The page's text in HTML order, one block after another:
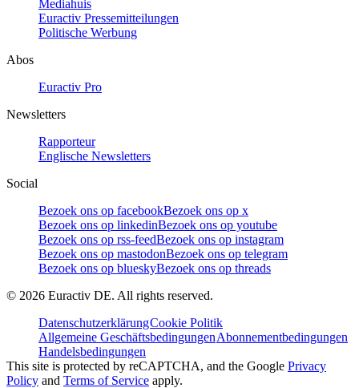
Mediahuis
Euractiv Pressemitteilungen
Politische Werbung
Abos
Euractiv Pro
Newsletters
Rapporteur
Englische Newsletters
Social
Bezoek ons op facebookBezoek ons op x
Bezoek ons op linkedinBezoek ons op youtube
Bezoek ons op rss-feedBezoek ons op instagram
Bezoek ons op mastodonBezoek ons op telegram
Bezoek ons op blueskyBezoek ons op threads
© 2026 Euractiv DE. All rights reserved.
DatenschutzerklärungCookie Politik
Allgemeine GeschäftsbedingungenAbonnementbedingungen
Handelsbedingungen
This site is protected by reCAPTCHA, and the Google Privacy
Policy and Terms of Service apply.